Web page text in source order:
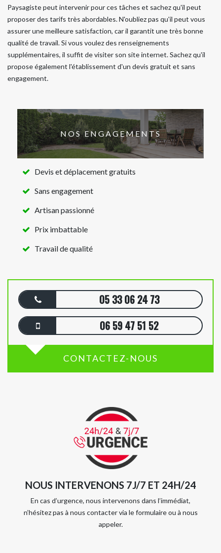
Paysagiste peut intervenir pour ces tâches et sachez qu'il peut
proposer des tarifs très abordables. N'oubliez pas qu'il peut vous
assurer une meilleure satisfaction, car il garantit une très bonne
qualité de travail. Si vous voulez des renseignements
supplémentaires, il suffit de visiter son site internet. Sachez qu'il
propose également l'établissement d'un devis gratuit et sans
engagement.
NOS ENGAGEMENTS
Devis et déplacement gratuits
Sans engagement
Artisan passionné
Prix imbattable
Travail de qualité
05 33 06 24 73
06 59 47 51 52
CONTACTEZ-NOUS
NOUS INTERVENONS 7J/7 ET 24H/24
En cas d’urgence, nous intervenons dans l’immédiat,
n’hésitez pas à nous contacter via le formulaire ou à nous
appeler.